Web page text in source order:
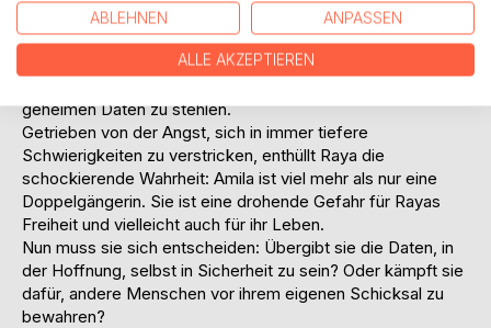
an und gemeinsam finden sie heraus, dass Raya eine
mysteriöse Doppelgängerin namens Amila hat. Doch ohne
eine Chance, Amila die Tat nachzuweisen, ist Raya
geheimen Daten zu stehlen.
Getrieben von der Angst, sich in immer tiefere
Schwierigkeiten zu verstricken, enthüllt Raya die
schockierende Wahrheit: Amila ist viel mehr als nur eine
Doppelgängerin. Sie ist eine drohende Gefahr für Rayas
Freiheit und vielleicht auch für ihr Leben.
Nun muss sie sich entscheiden: Übergibt sie die Daten, in
der Hoffnung, selbst in Sicherheit zu sein? Oder kämpft sie
dafür, andere Menschen vor ihrem eigenen Schicksal zu
bewahren?
ABLEHNEN ANPASSEN
ALLE AKZEPTIEREN